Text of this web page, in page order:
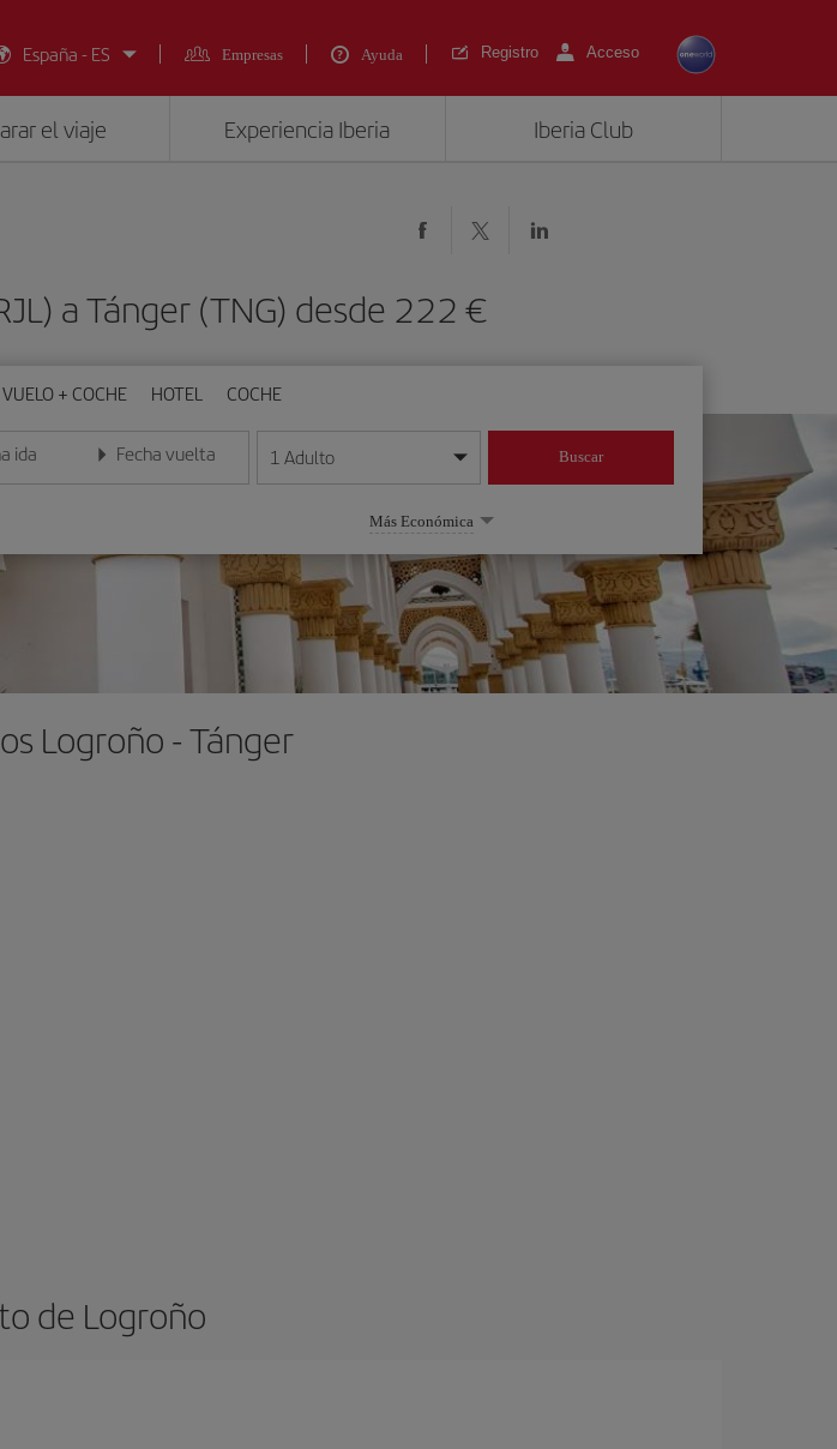
España - ES
Empresas Ayuda Registro Acceso
el viaje Experiencia Iberia Iberia Club
a Tánger (TNG) desde 222 €
VUELO + COCHE HOTEL COCHE
ida
la fecha en formato día/mes/año
Fecha vuelta
Introduce la fecha en formato día/mes/año
1 Adulto Buscar
Más Económica
Logroño - Tánger
de Logroño